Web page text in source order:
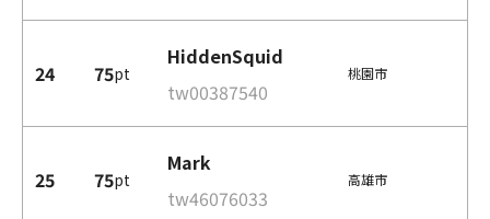
24 75pt
HiddenSquid
tw00387540
桃園市
25 75pt
Mark
tw46076033
高雄市